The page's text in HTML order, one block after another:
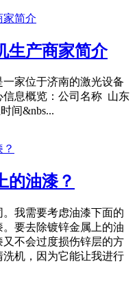
生产商家简介
家位于济南的激光设备
息概览：公司名称 山东
间&nbs...
的油漆？
我需要考虑油漆下面的
要去除镀锌金属上的油
不会过度损伤锌层的方
机，因为它能让我进行